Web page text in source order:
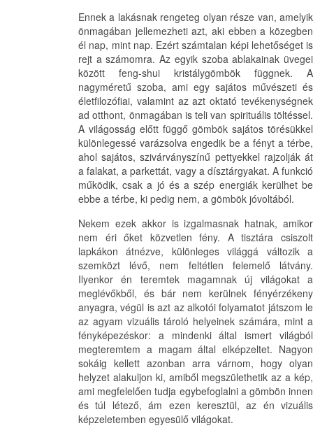
Ennek a lakásnak rengeteg olyan része van, amelyik
önmagában jellemezheti azt, aki ebben a közegben
él nap, mint nap. Ezért számtalan képi lehetőséget is
rejt a számomra. Az egyik szoba ablakainak üvegei
között feng-shui kristálygömbök függnek. A
nagyméretű szoba, ami egy sajátos művészeti és
életfilozófiai, valamint az azt oktató tevékenységnek
ad otthont, önmagában is teli van spirituális töltéssel.
A világosság előtt függő gömbök sajátos törésükkel
különlegessé varázsolva engedik be a fényt a térbe,
ahol sajátos, szivárványszínű pettyekkel rajzolják át
a falakat, a parkettát, vagy a dísztárgyakat. A funkció
működik, csak a jó és a szép energiák kerülhet be
ebbe a térbe, ki pedig nem, a gömbök jóvoltából.
Nekem ezek akkor is izgalmasnak hatnak, amikor
nem éri őket közvetlen fény. A tisztára csiszolt
lapkákon átnézve, különleges világgá változik a
szemközt lévő, nem feltétlen felemelő látvány.
Ilyenkor én teremtek magamnak új világokat a
meglévőkből, és bár nem kerülnek fényérzékeny
anyagra, végül is azt az alkotói folyamatot játszom le
az agyam vizuális tároló helyeinek számára, mint a
fényképezéskor: a mindenki által ismert világból
megteremtem a magam által elképzeltet. Nagyon
sokáig kellett azonban arra várnom, hogy olyan
helyzet alakuljon ki, amiből megszülethetik az a kép,
ami megfelelően tudja egybefoglalni a gömbön innen
és túl létező, ám ezen keresztül, az én vizuális
képzeletemben egyesülő világokat.